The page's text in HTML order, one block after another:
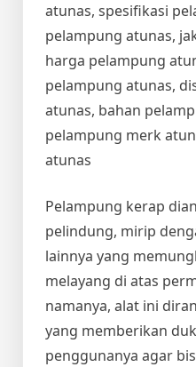
atunas, spesifikasi
pelampung atunas,
harga pelampung
pelampung atunas,
atunas, bahan
pelampung merk
atunas
Pelampung kerap
pelindung, mirip
lainnya yang
melayang di atas
namanya, alat ini
yang memberikan
penggunanya agar